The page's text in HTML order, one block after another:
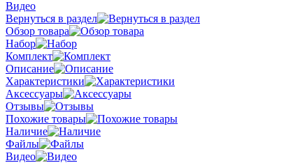
Видео
Вернуться в раздел
Обзор товара
Набор
Комплект
Описание
Характеристики
Аксессуары
Отзывы
Похожие товары
Наличие
Файлы
Видео